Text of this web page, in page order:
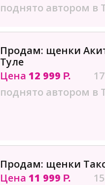
поднято автором в
Продам: щенки
Туле
Цена 12 999 Р.
поднято автором в
Продам: щенки
Цена 11 999 Р.